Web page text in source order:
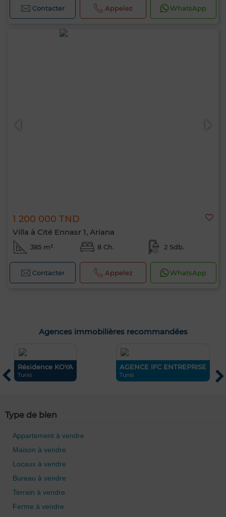
Contacter Appelez WhatsApp
1 200 000 TND
Villa à Cité Ennasr 1, Ariana
385 m² 8 Ch. 2 Sdb.
Contacter Appelez WhatsApp
Agences immobilières recommandées
Résidence KOYA
Tunis
AGENCE IFC ENTREPRISE
Tunis
Type de bien
Appartement à vendre
Maison à vendre
Locaux à vendre
Bureau à vendre
Terrain à vendre
Ferme à vendre